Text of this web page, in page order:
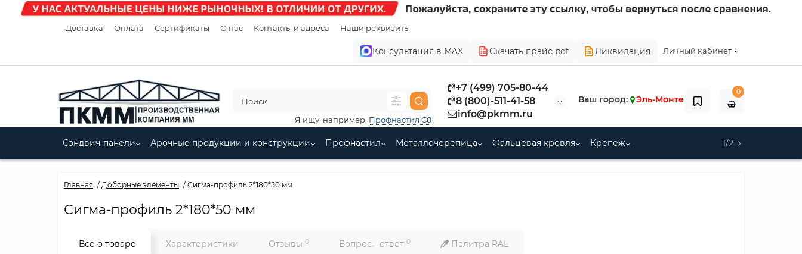
Доставка Оплата Сертификаты О нас Контакты и адреса Наши реквизиты
Личный кабинет
Консультация в MAX Скачать прайс pdf Ликвидация
+7 (499) 705-80-44
8 (800)-511-41-58
info@pkmm.ru
Я ищу, например, Профнастил С8
Ваш город: Эль-Монте
0
Сэндвич-панели Арочные продукции и конструкции Профнастил Металлочерепица Фальцевая кровля Крепеж 1/2
Главная Доборные элементы Сигма-профиль 2*180*50 мм
Сигма-профиль 2*180*50 мм
Все о товаре Характеристики Отзывы 0 Вопрос - ответ 0 Палитра RAL